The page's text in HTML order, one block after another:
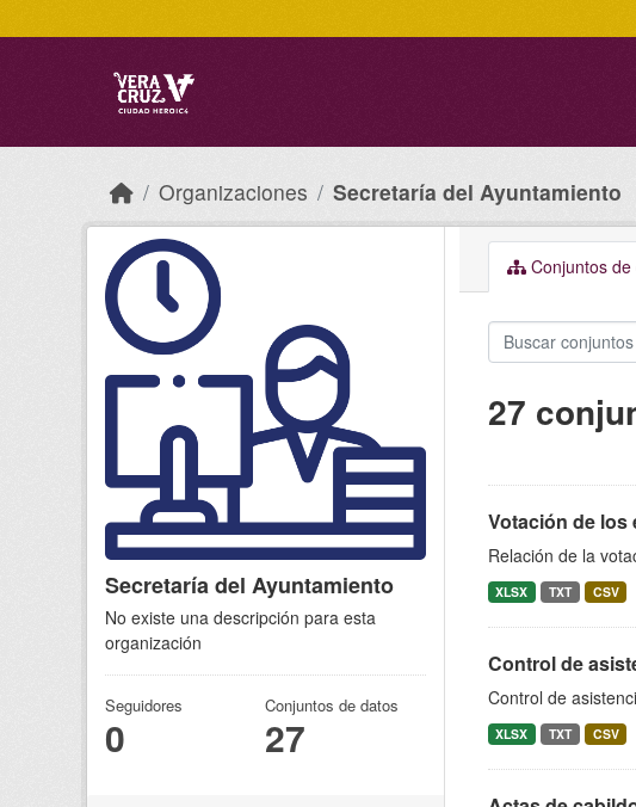
Organizaciones Secretaría del Ayuntamiento
Secretaría del Ayuntamiento
No existe una descripción para esta
organización
Seguidores
0
Conjuntos de datos
27
Conjuntos de
27
Votación de los
Relación de la
XLSX TXT CSV
Control de
Control de
XLSX TXT CSV